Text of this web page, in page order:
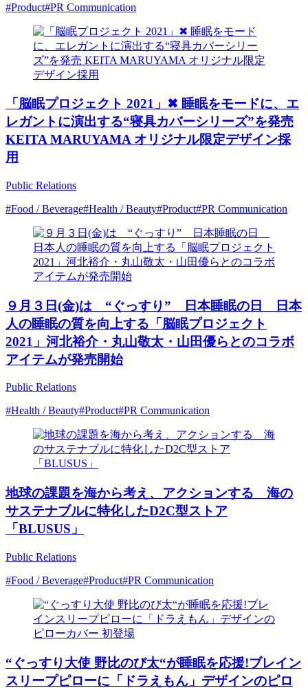
#Product#PR Communication
「脳眠プロジェクト 2021」✖︎ 睡眠をモードに、エ
レガントに演出する“寝具カバーシリーズ”を発売
KEITA MARUYAMA オリジナル限定デザイン採
用
Public Relations
#Food / Beverage#Health / Beauty#Product#PR Communication
９月３日(金)は “ぐっすり” 日本睡眠の日 日本
人の睡眠の質を向上する「脳眠プロジェクト
2021」河北裕介・丸山敬太・山田優らとのコラボ
アイテムが発売開始
Public Relations
#Health / Beauty#Product#PR Communication
地球の課題を海から考え、アクションする 海の
サステナブルに特化したD2C型ストア
「BLUSUS」
Public Relations
#Food / Beverage#Product#PR Communication
“ぐっすり大使 野比のび太“が睡眠を応援!ブレイン
スリープピローに「ドラえもん」デザインのピロ